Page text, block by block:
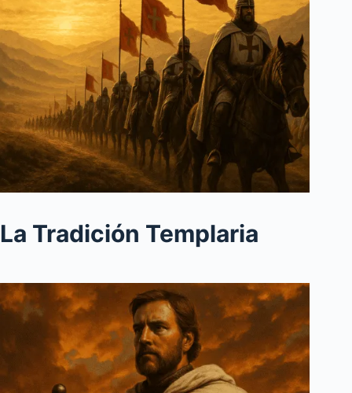
La Tradición Templaria